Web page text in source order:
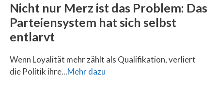
Nicht nur Merz ist das Problem: Das
Parteiensystem hat sich selbst
entlarvt
Wenn Loyalität mehr zählt als Qualifikation, verliert
die Politik ihre...Mehr dazu